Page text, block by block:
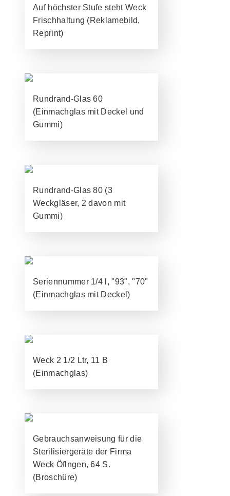
Auf höchster Stufe steht Weck
Frischhaltung (Reklamebild,
Reprint)
Rundrand-Glas 60
(Einmachglas mit Deckel und
Gummi)
Rundrand-Glas 80 (3
Weckgläser, 2 davon mit
Gummi)
Seriennummer 1/4 l, "93", "70"
(Einmachglas mit Deckel)
Weck 2 1/2 Ltr, 11 B
(Einmachglas)
Gebrauchsanweisung für die
Sterilisiergeräte der Firma
Weck Öflngen, 64 S.
(Broschüre)